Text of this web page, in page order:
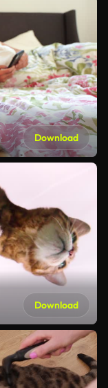
Download
Download